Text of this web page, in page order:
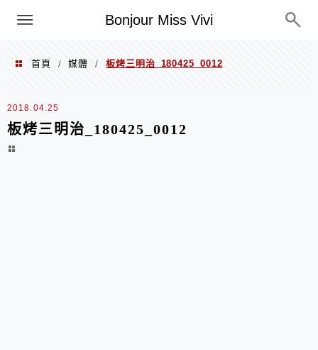
Bonjour Miss Vivi
選單
首頁 / 媒體 / 板烤三明治_180425_0012
2018.04.25
板烤三明治_180425_0012